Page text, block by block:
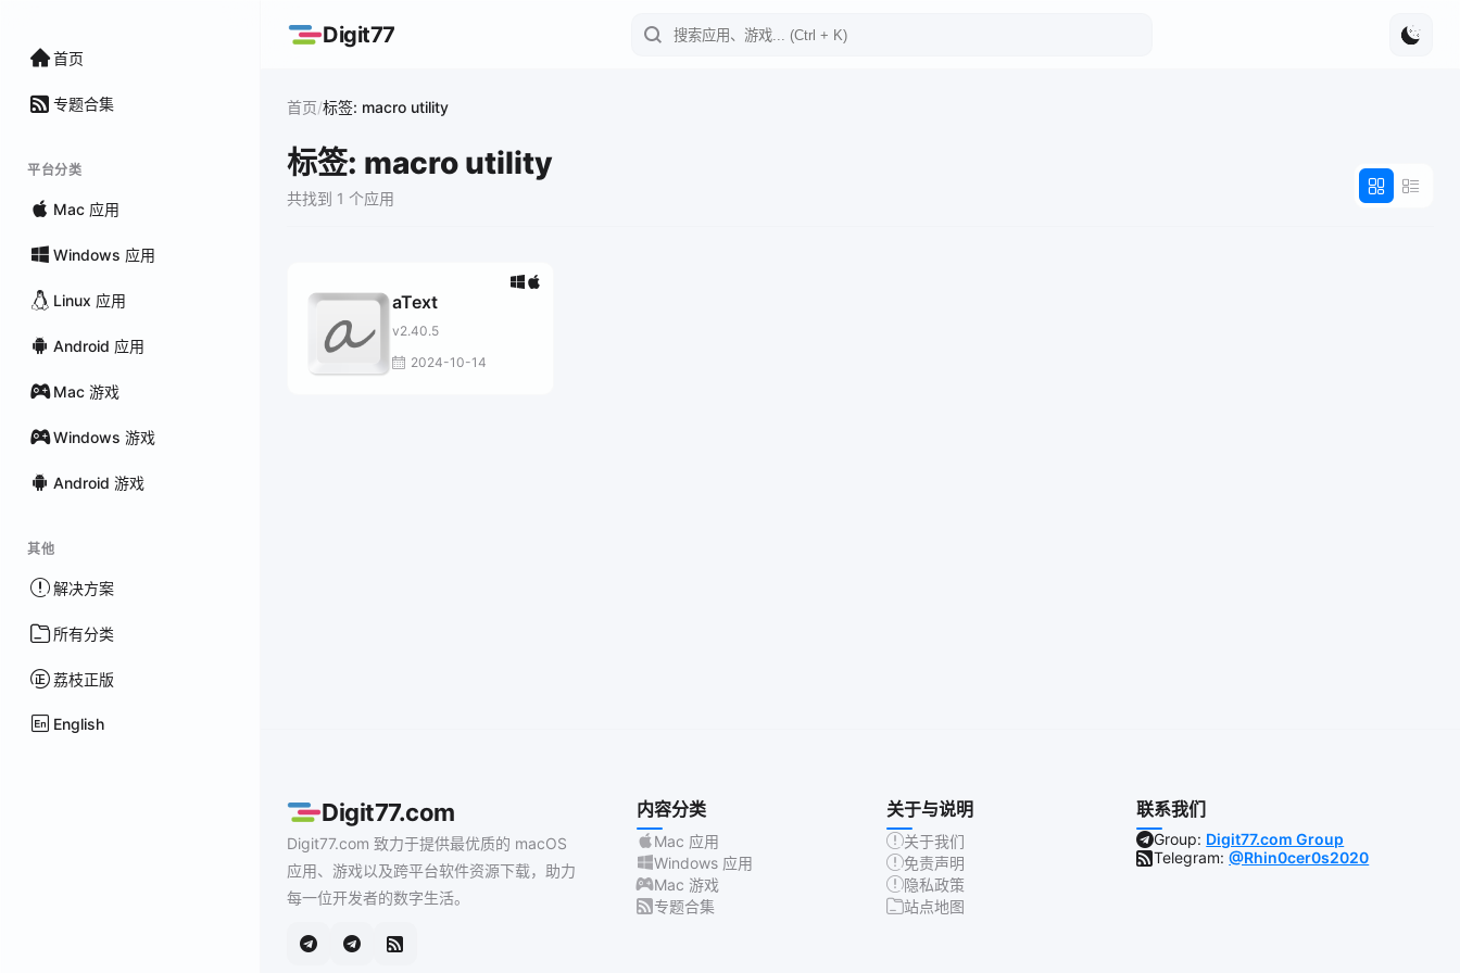
首页
专题合集
平台分类
Mac 应用
Windows 应用
Linux 应用
Android 应用
Mac 游戏
Windows 游戏
Android 游戏
其他
解决方案
所有分类
荔枝正版
English
Digit77
首页/标签: macro utility
标签: macro utility
共找到 1 个应用
aText
v2.40.5
2024-10-14
Digit77.com
Digit77.com 致力于提供最优质的 macOS
应用、游戏以及跨平台软件资源下载，助力
每一位开发者的数字生活。
内容分类
Mac 应用
Windows 应用
Mac 游戏
专题合集
关于与说明
关于我们
免责声明
隐私政策
站点地图
联系我们
Group: Digit77.com Group
Telegram:@Rhin0cer0s2020